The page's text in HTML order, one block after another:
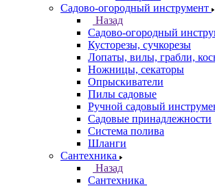
Садово-огородный инструмент
Назад
Садово-огородный
Кусторезы, сучкорезы
Лопаты, вилы, грабли,
Ножницы, секаторы
Опрыскиватели
Пилы садовые
Ручной садовый
Садовые принадлежности
Система полива
Шланги
Сантехника
Назад
Сантехника